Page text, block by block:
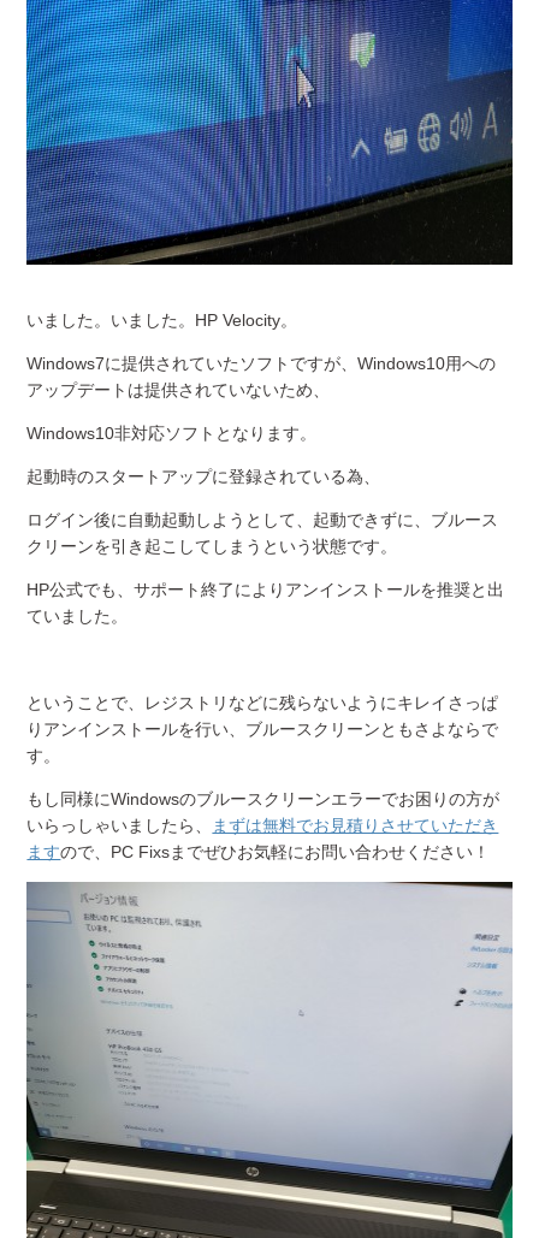
いました。いました。HP Velocity。
Windows7に提供されていたソフトですが、Windows10用への
アップデートは提供されていないため、
Windows10非対応ソフトとなります。
起動時のスタートアップに登録されている為、
ログイン後に自動起動しようとして、起動できずに、ブルース
クリーンを引き起こしてしまうという状態です。
HP公式でも、サポート終了によりアンインストールを推奨と出
ていました。
ということで、レジストリなどに残らないようにキレイさっぱ
りアンインストールを行い、ブルースクリーンともさよならで
す。
もし同様にWindowsのブルースクリーンエラーでお困りの方が
いらっしゃいましたら、
まずは無料でお見積りさせていただき
ますので、PC Fixsまでぜひお気軽にお問い合わせください！